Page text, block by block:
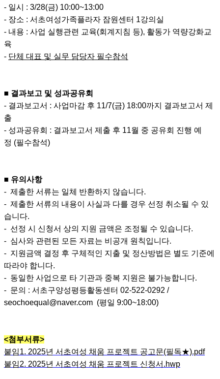
- 일시 : 3/28(금) 10:00~13:00
- 장소 : 서초여성가족플라자 잠원센터 1강의실
- 내용 : 사업 실행관련 교육(회계지침 등), 활동가 역량강화교
육
- 단체 대표 및 실무 담당자 필수참석
■ 결과보고 및 성과공유회
- 결과보고서 : 사업마감 후 11/7(금) 18:00까지 결과보고서 제
출
- 성과공유회 : 결과보고서 제출 후 11월 중 공유회 진행 예
정 (필수참석)
■ 유의사항
- 제출한 서류는 일체 반환하지 않습니다.
- 제출한 서류의 내용이 사실과 다를 경우 선정 취소될 수 있
습니다.
- 선정 시 신청서 상의 지원 금액은 조정될 수 있습니다.
- 심사와 관련된 모든 자료는 비공개 원칙입니다.
- 지원금액 결정 후 구체적인 지출 및 정산방법은 별도 기준에
따라야 합니다.
- 동일한 사업으로 타 기관과 중복 지원은 불가능합니다.
- 문의 : 서초구양성평등활동센터 02-522-0292 /
seochoequal@naver.com (평일 9:00~18:00)
<첨부서류>
붙임1. 2025년 서초여성 채움 프로젝트 공고문(필독★).pdf
붙임2. 2025년 서초여성 채움 프로젝트 신청서.hwp